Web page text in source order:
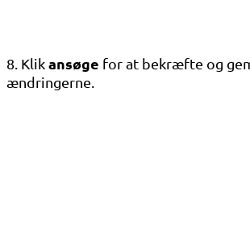
8. Klikansøge for at bekræfte og
ændringerne.